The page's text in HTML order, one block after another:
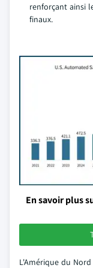
renforçant ainsi
finaux.
En savoir plus
L'Amérique du